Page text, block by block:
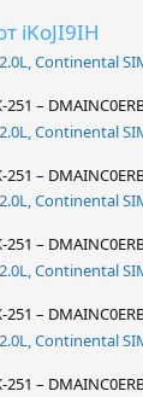
iKoJI9IH
Continental
–
Continental
–
Continental
–
Continental
–
Continental
–